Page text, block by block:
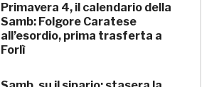
Primavera 4, il calendario della
Samb: Folgore Caratese
all’esordio, prima trasferta a
Forlì